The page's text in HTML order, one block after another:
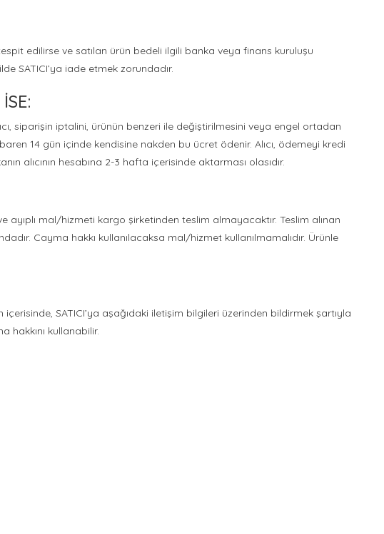
edilirse ve satılan ürün bedeli ilgili banka veya finans kuruluşu
SATICI’ya iade etmek zorundadır.
siparişin iptalini, ürünün benzeri ile değiştirilmesini veya engel ortadan
14 gün içinde kendisine nakden bu ücret ödenir. Alıcı, ödemeyi kredi
alıcının hesabına 2-3 hafta içerisinde aktarması olasıdır.
ayıplı mal/hizmeti kargo şirketinden teslim almayacaktır. Teslim alınan
Cayma hakkı kullanılacaksa mal/hizmet kullanılmamalıdır. Ürünle
SATICI’ya aşağıdaki iletişim bilgileri üzerinden bildirmek şartıyla
hakkını kullanabilir.